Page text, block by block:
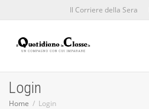
Il Corriere della Sera
Login
Home Login